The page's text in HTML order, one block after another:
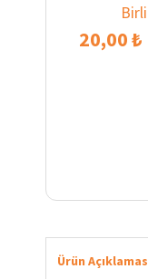
20,00 ₺
Ürün